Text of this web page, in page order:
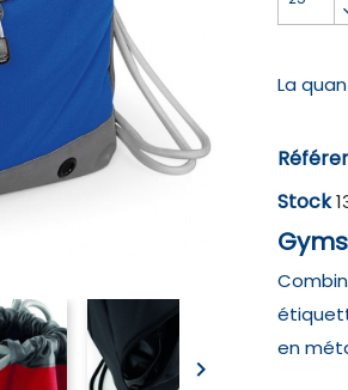

La
Stock
en